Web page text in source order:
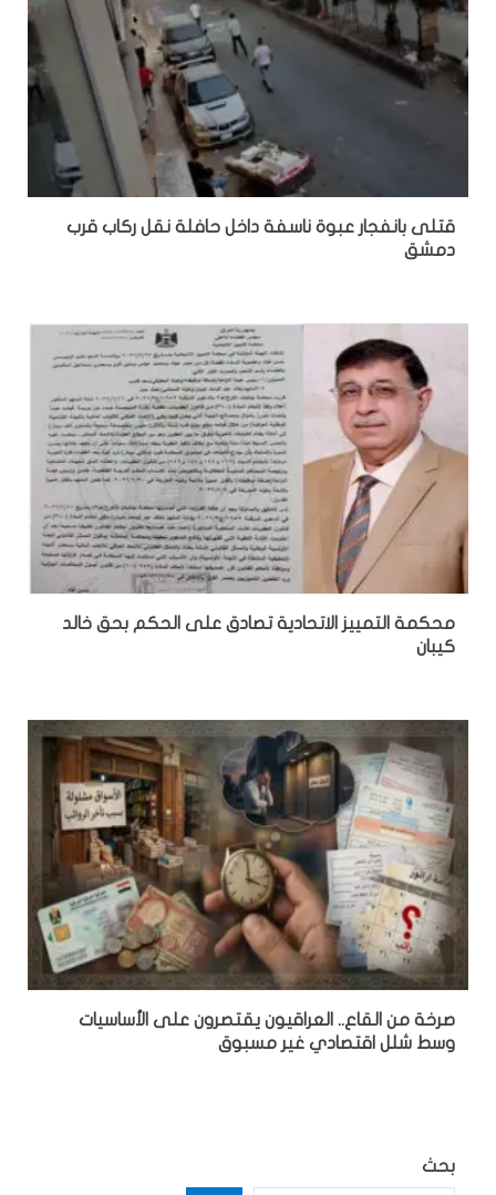
قتلى بانفجار عبوة ناسفة داخل حافلة نقل ركاب قرب
دمشق
محكمة التمييز الاتحادية تصادق على الحكم بحق خالد
كيبان
صرخة من القاع.. العراقيون يقتصرون على الأساسيات
وسط شلل اقتصادي غير مسبوق
بحث